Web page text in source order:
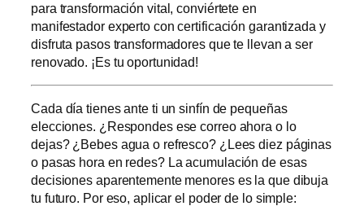
para transformación vital, conviértete en
manifestador experto con certificación garantizada y
disfruta pasos transformadores que te llevan a ser
renovado. ¡Es tu oportunidad!
Cada día tienes ante ti un sinfín de pequeñas
elecciones. ¿Respondes ese correo ahora o lo
dejas? ¿Bebes agua o refresco? ¿Lees diez páginas
o pasas hora en redes? La acumulación de esas
decisiones aparentemente menores es la que dibuja
tu futuro. Por eso, aplicar el poder de lo simple: